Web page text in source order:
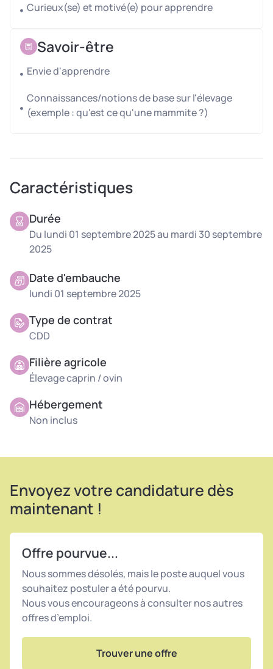
L’alimentation et les soins aux animaux
l’exploitation.
Conditions d’accueil
Poste non logé sur place
Permis B requis
Dotée d’un bon savoir-être :
respect, curiosité ,
Ayant
s’épanouir dans un métier de terrain.
Curieux(se) et motivé(e) pour apprendre
Savoir-être
Envie d'apprendre
Connaissances/notions de base sur l'élevage
(exemple : qu'est ce qu'une mammite ?)
Caractéristiques
Durée
Du lundi 01 septembre 2025 au mardi 30 septembre
2025
Date d'embauche
lundi 01 septembre 2025
Type de contrat
CDD
Filière agricole
Élevage caprin / ovin
Hébergement
Non inclus
Envoyez votre candidature dès
maintenant !
Offre pourvue...
Nous sommes désolés, mais le poste auquel vous
souhaitez postuler a été pourvu.
Nous vous encourageons à consulter nos autres
offres d’emploi.
Trouver une offre